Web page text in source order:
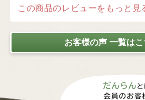
この商品のレビューをもっと見
お客様の声 一覧はこ